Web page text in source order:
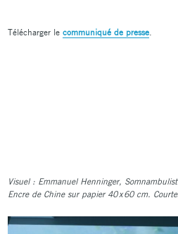
Télécharger le communiqué de presse
Visuel : Emmanuel Henninger,
Encre de Chine sur papier 40 x 60 cm.